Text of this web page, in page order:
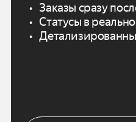
Заказы сразу
Статусы в